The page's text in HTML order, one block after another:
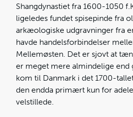
Shangdynastiet fra 1600-1050
ligeledes fundet spisepinde fra
arkæologiske udgravninger fra
havde handelsforbindelser
Mellemøsten. Det er sjovt at
er meget mere almindelige end
kom til Danmark i det 1700-
den endda primært kun for
velstillede.